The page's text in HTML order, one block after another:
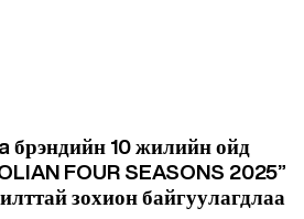
брэндийн 10 жилийн ойд
FOUR SEASONS 2025”
зохион байгуулагдлаа